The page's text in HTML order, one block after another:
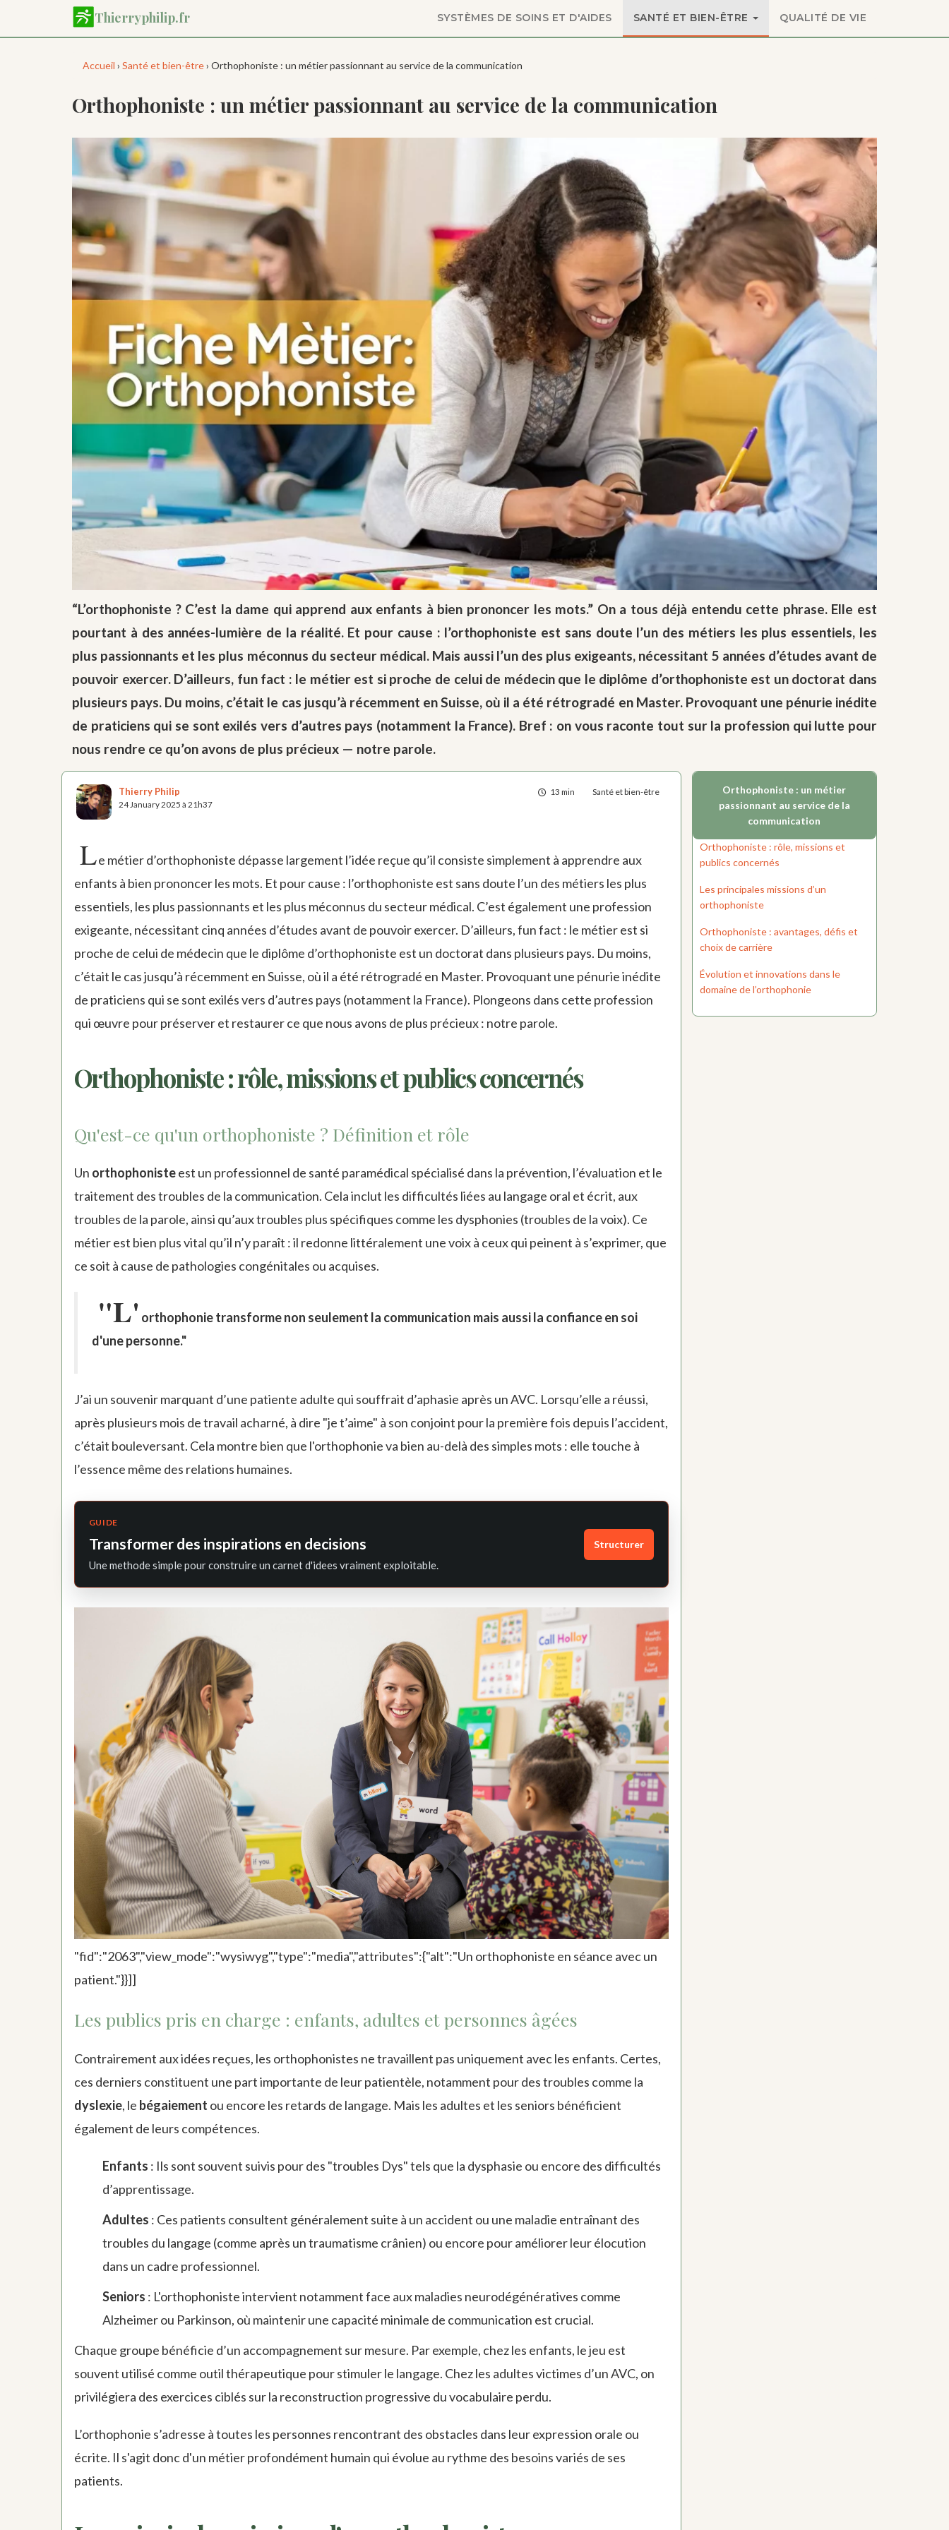
contenu
Thierryphilip.fr SYSTÈMES DE SOINS ET D'AIDES SANTÉ ET BIEN-ÊTRE QUALITÉ DE VIE
Accueil › Santé et bien-être› Orthophoniste : un métier passionnant au service de la communication
Orthophoniste : un métier passionnant au service de la communication
“L’orthophoniste ? C’est la dame qui apprend aux enfants à bien prononcer les mots.” On a tous déjà entendu cette phrase. Elle est
pourtant à des années-lumière de la réalité. Et pour cause : l’orthophoniste est sans doute l’un des métiers les plus essentiels, les
plus passionnants et les plus méconnus du secteur médical. Mais aussi l’un des plus exigeants, nécessitant 5 années d’études avant de
pouvoir exercer. D’ailleurs, fun fact : le métier est si proche de celui de médecin que le diplôme d’orthophoniste est un doctorat dans
plusieurs pays. Du moins, c’était le cas jusqu’à récemment en Suisse, où il a été rétrogradé en Master. Provoquant une pénurie inédite
de praticiens qui se sont exilés vers d’autres pays (notamment la France). Bref : on vous raconte tout sur la profession qui lutte pour
nous rendre ce qu’on avons de plus précieux — notre parole.
13 min Santé et bien-être
Thierry Philip
24 January 2025 à 21h37
Le métier d’orthophoniste dépasse largement l’idée reçue qu’il consiste simplement à apprendre aux
enfants à bien prononcer les mots. Et pour cause : l’orthophoniste est sans doute l’un des métiers les plus
essentiels, les plus passionnants et les plus méconnus du secteur médical. C’est également une profession
exigeante, nécessitant cinq années d’études avant de pouvoir exercer. D’ailleurs, fun fact : le métier est si
proche de celui de médecin que le diplôme d’orthophoniste est un doctorat dans plusieurs pays. Du moins,
c’était le cas jusqu’à récemment en Suisse, où il a été rétrogradé en Master. Provoquant une pénurie inédite
de praticiens qui se sont exilés vers d’autres pays (notamment la France). Plongeons dans cette profession
qui œuvre pour préserver et restaurer ce que nous avons de plus précieux : notre parole.
Orthophoniste : rôle, missions et publics concernés
Qu'est-ce qu'un orthophoniste ? Définition et rôle
Un orthophonisteest un professionnel de santé paramédical spécialisé dans la prévention, l’évaluation et le
traitement des troubles de la communication. Cela inclut les difficultés liées au langage oral et écrit, aux
troubles de la parole, ainsi qu’aux troubles plus spécifiques comme les dysphonies (troubles de la voix). Ce
métier est bien plus vital qu’il n’y paraît : il redonne littéralement une voix à ceux qui peinent à s’exprimer, que
ce soit à cause de pathologies congénitales ou acquises.
"L' orthophonie transforme non seulement la communication mais aussi la confiance en soi
d'une personne."
J’ai un souvenir marquant d’une patiente adulte qui souffrait d’aphasie après un AVC. Lorsqu’elle a réussi,
après plusieurs mois de travail acharné, à dire "je t’aime" à son conjoint pour la première fois depuis l’accident,
c’était bouleversant. Cela montre bien que l'orthophonie va bien au-delà des simples mots : elle touche à
l’essence même des relations humaines.
GUIDE
Transformer des inspirations en decisions
Une methode simple pour construire un carnet d'idees vraiment exploitable.
Structurer
"fid":"2063","view_mode":"wysiwyg","type":"media","attributes":{"alt":"Un orthophoniste en séance avec un
patient."}}]]
Les publics pris en charge : enfants, adultes et personnes âgées
Contrairement aux idées reçues, les orthophonistes ne travaillent pas uniquement avec les enfants. Certes,
ces derniers constituent une part importante de leur patientèle, notamment pour des troubles comme la
dyslexie, le bégaiement ou encore les retards de langage. Mais les adultes et les seniors bénéficient
également de leurs compétences.
Enfants : Ils sont souvent suivis pour des "troubles Dys" tels que la dysphasie ou encore des difficultés
d’apprentissage.
Adultes : Ces patients consultent généralement suite à un accident ou une maladie entraînant des
troubles du langage (comme après un traumatisme crânien) ou encore pour améliorer leur élocution
dans un cadre professionnel.
Seniors : L'orthophoniste intervient notamment face aux maladies neurodégénératives comme
Alzheimer ou Parkinson, où maintenir une capacité minimale de communication est crucial.
Chaque groupe bénéficie d’un accompagnement sur mesure. Par exemple, chez les enfants, le jeu est
souvent utilisé comme outil thérapeutique pour stimuler le langage. Chez les adultes victimes d’un AVC, on
privilégiera des exercices ciblés sur la reconstruction progressive du vocabulaire perdu.
L’orthophonie s’adresse à toutes les personnes rencontrant des obstacles dans leur expression orale ou
écrite. Il s'agit donc d'un métier profondément humain qui évolue au rythme des besoins variés de ses
patients.
Orthophoniste : un métier
passionnant au service de la
communication
Orthophoniste : rôle, missions et
publics concernés
Les principales missions d’un
orthophoniste
Orthophoniste : avantages, défis et
choix de carrière
Évolution et innovations dans le
domaine de l’orthophonie